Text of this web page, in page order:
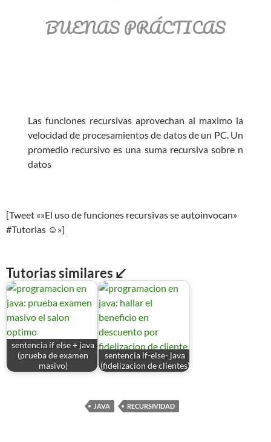
BUENAS PRÁCTICAS
Las funciones recursivas aprovechan al maximo la
velocidad de procesamientos de datos de un PC. Un
promedio recursivo es una suma recursiva sobre n
datos
[Tweet «»El uso de funciones recursivas se autoinvocan»
#Tutorias ☺»]
Tutorias similares ↙
sentencia if else + java
(prueba de examen
masivo)
sentencia if-else- java
(fidelizacion de clientes)
JAVA RECURSIVIDAD